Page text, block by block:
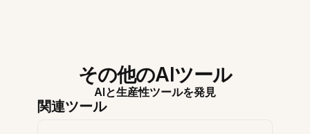
その他のAIツール
AIと生産性ツールを発見
関連ツール